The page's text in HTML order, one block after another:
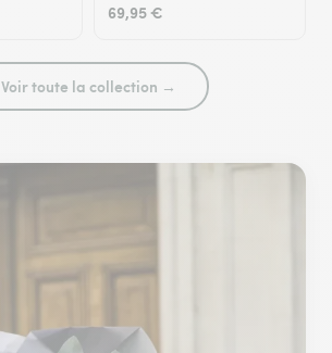
69,95 €
Voir toute la collection →